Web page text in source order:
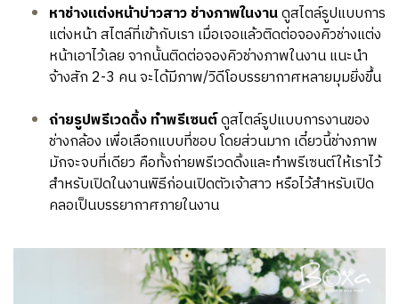
หาช่างแต่งหน้าบ่าวสาว ช่างภาพในงานดูสไตล์รูปแบบการ
แต่งหน้า สไตล์ที่เข้ากับเรา เมื่อเจอแล้วติดต่อจองคิวช่างแต่ง
หน้าเอาไว้เลย จากนั้นติดต่อจองคิวช่างภาพในงาน แนะนำ
จ้างสัก 2-3 คน จะได้มีภาพ/วิดีโอบรรยากาศหลายมุมยิ่งขึ้น
ถ่ายรูปพรีเวดดิ้ง ทำพรีเซนต์ดูสไตล์รูปแบบการงานของ
ช่างกล้อง เพื่อเลือกแบบที่ชอบ โดยส่วนมาก เดี๋ยวนี้ช่างภาพ
มักจะจบที่เดียว คือทั้งถ่ายพรีเวดดิ้งและทำพรีเซนต์ให้เราไว้
สำหรับเปิดในงานพิธีก่อนเปิดตัวเจ้าสาว หรือไว้สำหรับเปิด
คลอเป็นบรรยากาศภายในงาน